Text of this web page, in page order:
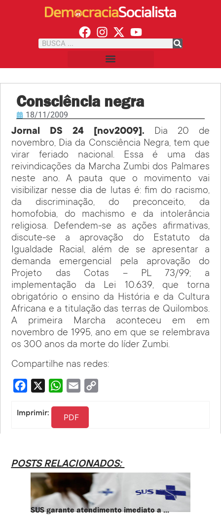
Consciência negra
18/11/2009
Jornal DS 24 [nov2009]. Dia 20 de
novembro, Dia da Consciência Negra, tem que
virar feriado nacional. Essa é uma das
reivindicações da Marcha Zumbi dos Palmares
neste ano. A pauta que o movimento vai
visibilizar nesse dia de lutas é: fim do racismo,
da discriminação, do preconceito, da
homofobia, do machismo e da intolerância
religiosa. Defendem-se as ações afirmativas,
discute-se a aprovação do Estatuto da
Igualdade Racial, além de se apresentar a
demanda emergencial pela aprovação do
Projeto das Cotas – PL 73/99; a
implementação da Lei 10.639, que torna
obrigatório o ensino da História e da Cultura
Africana e a titulação das terras de Quilombos.
A primeira Marcha aconteceu em em
novembro de 1995, ano em que se relembrava
os 300 anos da morte do líder Zumbi.
Compartilhe nas redes:
Facebook WhatsApp
Email
Imprimir: PDF
POSTS RELACIONADOS:
SUS garante atendimento imediato a ...